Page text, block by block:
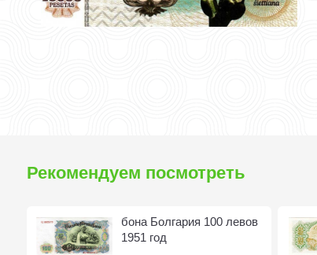
Рекомендуем посмотреть
бона Болгария 100 левов
1951 год